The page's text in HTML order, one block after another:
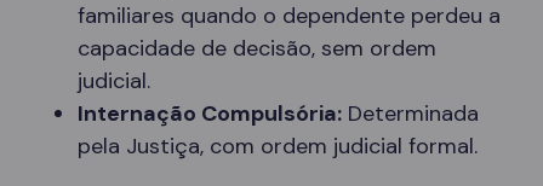
familiares quando o dependente perdeu a
capacidade de decisão, sem ordem
judicial.
Internação Compulsória: Determinada
pela Justiça, com ordem judicial formal.